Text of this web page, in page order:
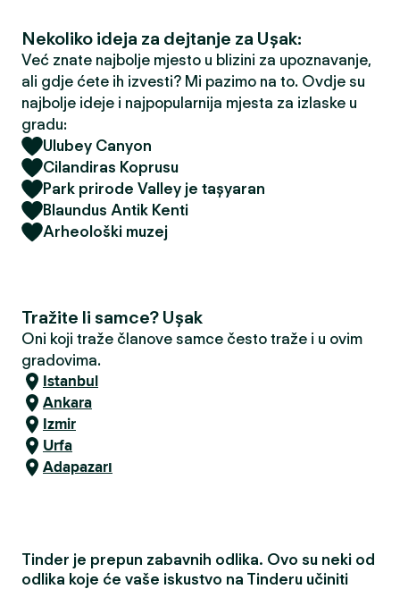
Nekoliko ideja za dejtanje za Uşak:
Već znate najbolje mjesto u blizini za upoznavanje,
ali gdje ćete ih izvesti? Mi pazimo na to. Ovdje su
najbolje ideje i najpopularnija mjesta za izlaske u
gradu:
Ulubey Canyon
Cilandiras Koprusu
Park prirode Valley je taşyaran
Blaundus Antik Kenti
Arheološki muzej
Tražite li samce? Uşak
Oni koji traže članove samce često traže i u ovim
gradovima.
Istanbul
Ankara
Izmir
Urfa
Adapazarı
Tinder je prepun zabavnih odlika. Ovo su neki od
odlika koje će vaše iskustvo na Tinderu učiniti